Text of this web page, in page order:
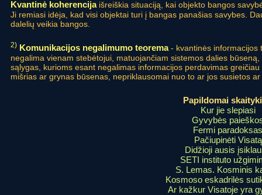
Kvantinė koherencijaišreiškia situaciją, kai objekto bangos
Ji remiasi idėja, kad visi objektai turi į bangas panašias savybes.
dalelių veikia bangos.
2) Komunikacijos negalimumo teorema- kvantinės informacijos
negalima vienam stebėtojui, matuojančiam sistemos dalies
sąlygas, kurioms esant negalimas informacijos perdavimas
mišrias ar grynas būsenas, nepriklausomai nuo to ar jos susietos ar
Papildomai
Kur jie slepiasi
Gyvybės
Fermi paradoksas
Pačiupinėti Visatą
Didžioji ausis
SETI instituto
S. Lemas. Kosminis
Kosmoso eskadrilės
Ar kažkur Visatoje yra